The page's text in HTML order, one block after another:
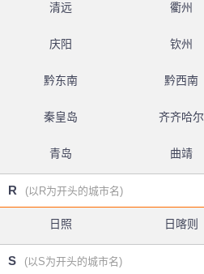
清远 衢州
庆阳 钦州
黔东南 黔西南
秦皇岛 齐齐哈尔
青岛 曲靖
R (以R为开头的城市名)
日照 日喀则
S (以S为开头的城市名)